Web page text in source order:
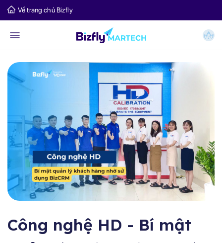
Về trang chủ Bizfly
Công nghệ HD - Bí mật